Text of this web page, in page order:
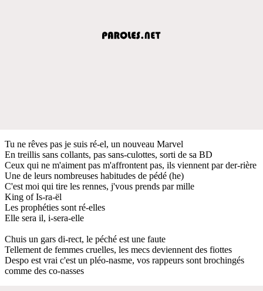
Tu ne rêves pas je suis ré-el, un nouveau Marvel
En treillis sans collants, pas sans-culottes, sorti de sa BD
Ceux qui ne m'aiment pas m'affrontent pas, ils viennent par der-rière
Une de leurs nombreuses habitudes de pédé (he)
C'est moi qui tire les rennes, j'vous prends par mille
King of Is-ra-ël
Les prophéties sont ré-elles
Elle sera il, i-sera-elle
Chuis un gars di-rect, le péché est une faute
Tellement de femmes cruelles, les mecs deviennent des fiottes
Despo est vrai c'est un pléo-nasme, vos rappeurs sont brochingés
comme des co-nasses